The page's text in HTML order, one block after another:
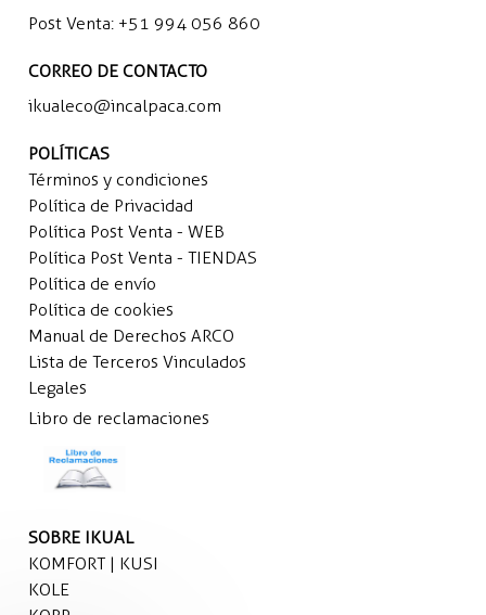
Post Venta: +51 994 056 860
CORREO DE CONTACTO
ikualeco@incalpaca.com
POLÍTICAS
Términos y condiciones
Política de Privacidad
Política Post Venta - WEB
Política Post Venta - TIENDAS
Política de envío
Política de cookies
Manual de Derechos ARCO
Lista de Terceros Vinculados
Legales
Libro de reclamaciones
SOBRE IKUAL
KOMFORT | KUSI
KOLE